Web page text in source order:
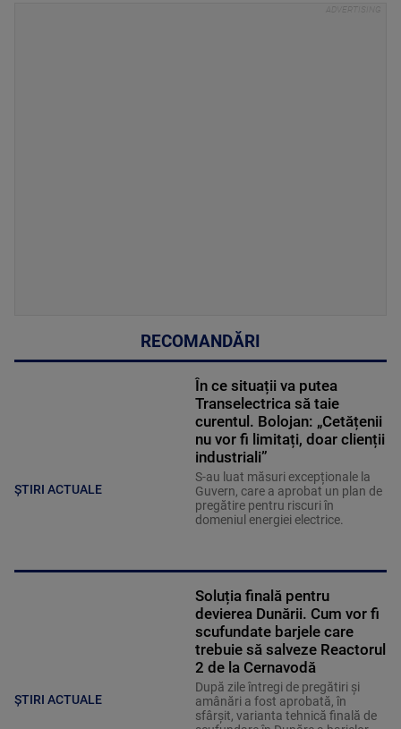
RECOMANDĂRI
ȘTIRI ACTUALE
În ce situații va putea
Transelectrica să taie
curentul. Bolojan: „Cetățenii
nu vor fi limitați, doar clienții
industriali”
S-au luat măsuri excepționale la
Guvern, care a aprobat un plan de
pregătire pentru riscuri în
domeniul energiei electrice.
ȘTIRI ACTUALE
Soluția finală pentru
devierea Dunării. Cum vor fi
scufundate barjele care
trebuie să salveze Reactorul
2 de la Cernavodă
După zile întregi de pregătiri și
amânări a fost aprobată, în
sfârșit, varianta tehnică finală de